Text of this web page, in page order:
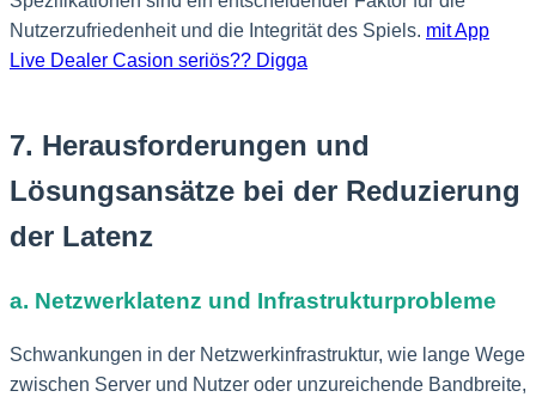
Nutzerzufriedenheit und die Integrität des Spiels. mit App
Live Dealer Casion seriös?? Digga
7. Herausforderungen und
Lösungsansätze bei der Reduzierung
der Latenz
a. Netzwerklatenz und Infrastrukturprobleme
Schwankungen in der Netzwerkinfrastruktur, wie lange Wege
zwischen Server und Nutzer oder unzureichende Bandbreite,